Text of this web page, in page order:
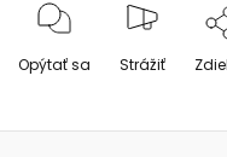
Opýtať sa Strážiť